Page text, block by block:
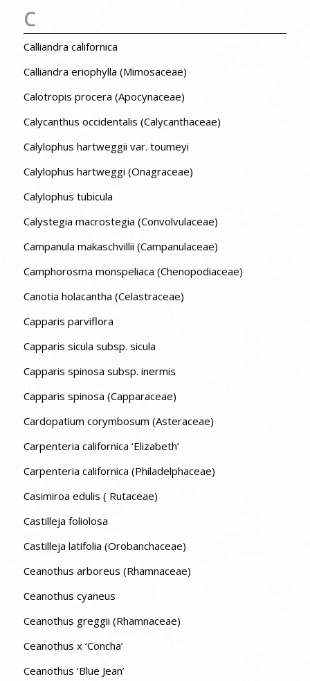
C
Calliandra californica
Calliandra eriophylla (Mimosaceae)
Calotropis procera (Apocynaceae)
Calycanthus occidentalis (Calycanthaceae)
Calylophus hartweggii var. toumeyi
Calylophus hartweggi (Onagraceae)
Calylophus tubicula
Calystegia macrostegia (Convolvulaceae)
Campanula makaschvillii (Campanulaceae)
Camphorosma monspeliaca (Chenopodiaceae)
Canotia holacantha (Celastraceae)
Capparis parviflora
Capparis sicula subsp. sicula
Capparis spinosa subsp. inermis
Capparis spinosa (Capparaceae)
Cardopatium corymbosum (Asteraceae)
Carpenteria californica ‘Elizabeth’
Carpenteria californica (Philadelphaceae)
Casimiroa edulis ( Rutaceae)
Castilleja foliolosa
Castilleja latifolia (Orobanchaceae)
Ceanothus arboreus (Rhamnaceae)
Ceanothus cyaneus
Ceanothus greggii (Rhamnaceae)
Ceanothus x ‘Concha’
Ceanothus ‘Blue Jean’